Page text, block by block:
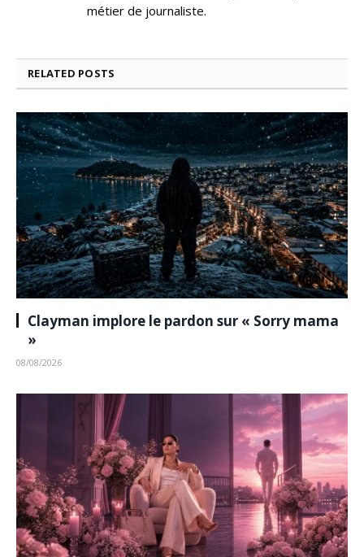
métier de journaliste.
RELATED POSTS
Clayman implore le pardon sur « Sorry mama
»
08/08/2026